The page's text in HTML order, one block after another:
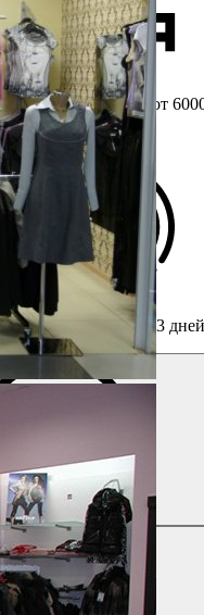
замер при заказе от
мебели от 3 дней